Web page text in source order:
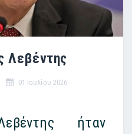
Λεβέντης
01 Ιουλίου 2026
ήταν